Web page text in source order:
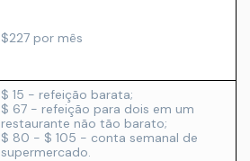
$227 por mês
$ 15 - refeição barata;
$ 67 - refeição para dois em um
restaurante não tão barato;
$ 80 - $ 105 - conta semanal de
supermercado.